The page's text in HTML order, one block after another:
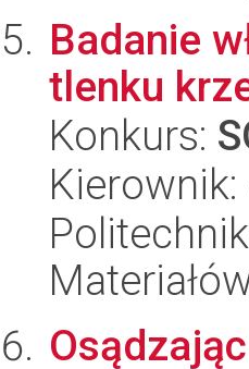
Badanie
tlenku
Konkurs: